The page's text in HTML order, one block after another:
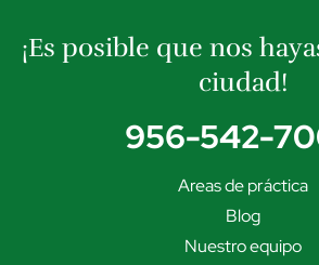
¡Es posible que nos
ciudad!
956-542-
Areas de práctica
Blog
Nuestro equipo